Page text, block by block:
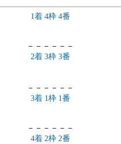
1着 4枠 4番
－－－－－－
2着 3枠 3番
－－－－－－
3着 1枠 1番
－－－－－－
4着 2枠 2番